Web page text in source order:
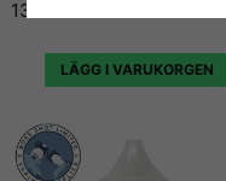
139 kr
LÄGG I VARUKORGEN